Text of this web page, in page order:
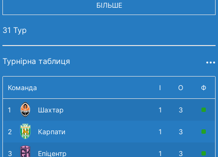
БІЛЬШЕ
31 Тур
Турнірна таблиця
Команда І О Ф
1 Шахтар 1 3
2 Карпати 1 3
3 Епіцентр 1 3